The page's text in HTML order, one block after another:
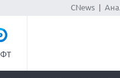
CNews